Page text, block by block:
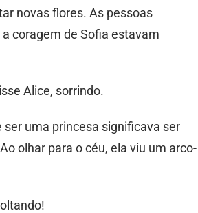
novas flores. As pessoas
coragem de Sofia estavam
Alice, sorrindo.
uma princesa significava ser
olhar para o céu, ela viu um arco-